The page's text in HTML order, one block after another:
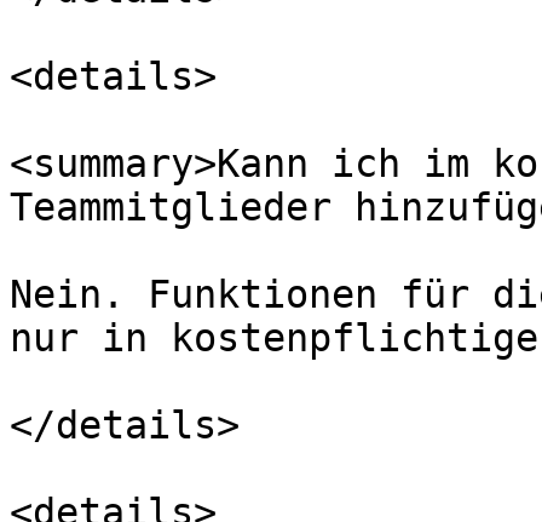
<details>
<summary>Kann ich im
Teammitglieder
Nein. Funktionen für die
nur in
</details>
<details>